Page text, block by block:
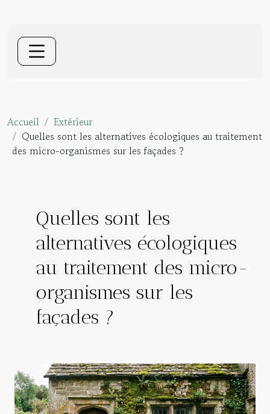
Accueil
Extérieur
Quelles sont les alternatives écologiques au traitement
des micro-organismes sur les façades ?
Quelles sont les
alternatives écologiques
au traitement des micro-
organismes sur les
façades ?